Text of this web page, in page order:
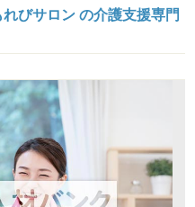
びサロン の介護支援専門